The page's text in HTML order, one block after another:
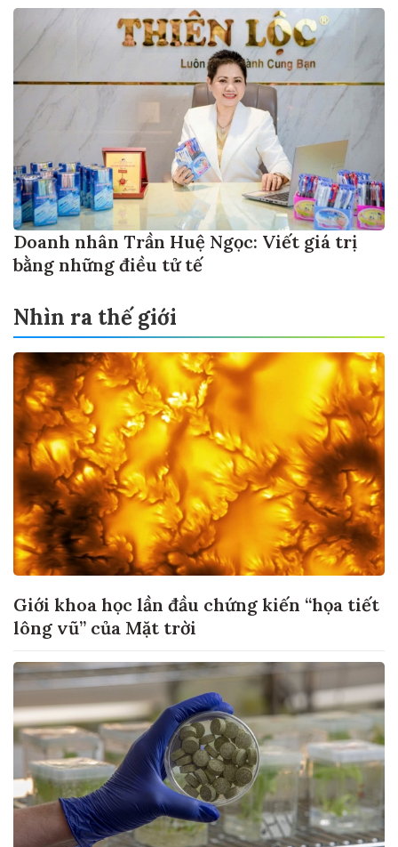
Doanh nhân Trần Huệ Ngọc: Viết giá trị
bằng những điều tử tế
Nhìn ra thế giới
Giới khoa học lần đầu chứng kiến “họa tiết
lông vũ” của Mặt trời